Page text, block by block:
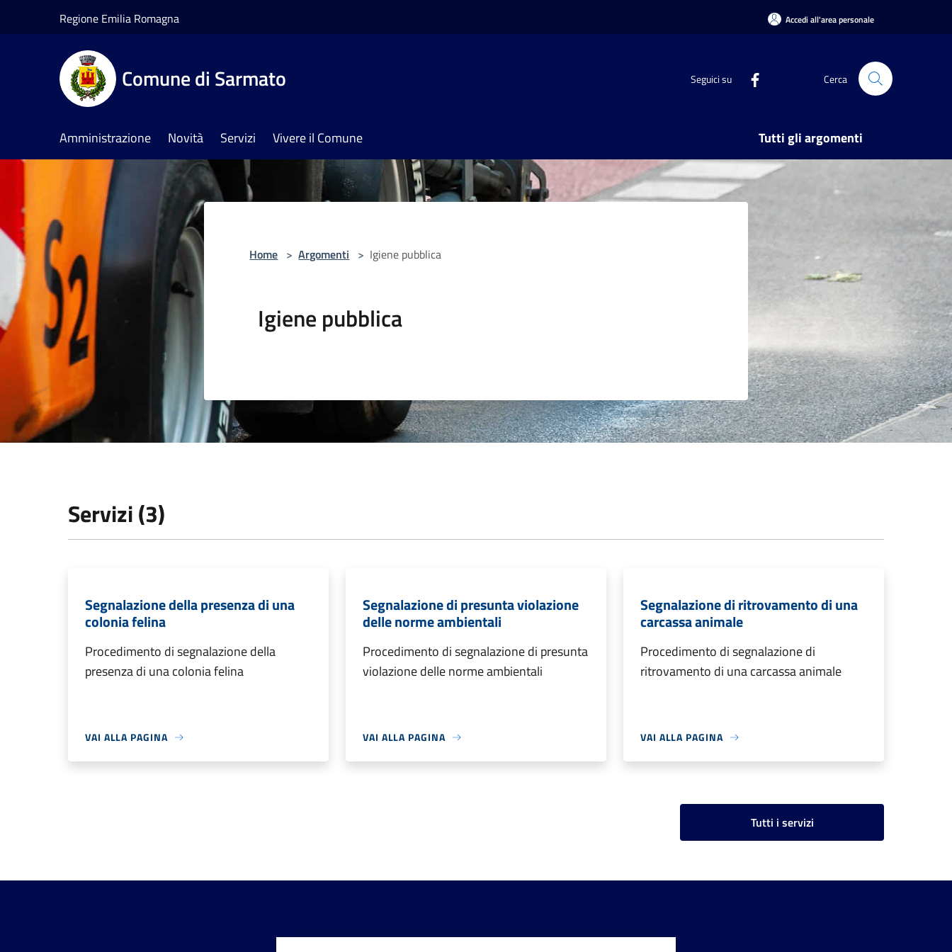
Regione Emilia Romagna Accedi all'area personale
Comune di Sarmato Seguici su Cerca
Amministrazione Novità Servizi Vivere il Comune Tutti gli argomenti
Home > Argomenti > Igiene pubblica
Igiene pubblica
Servizi (3)
Segnalazione della presenza di una
colonia felina
Procedimento di segnalazione della
presenza di una colonia felina
VAI ALLA PAGINA
Segnalazione di presunta violazione
delle norme ambientali
Procedimento di segnalazione di presunta
violazione delle norme ambientali
VAI ALLA PAGINA
Segnalazione di ritrovamento di una
carcassa animale
Procedimento di segnalazione di
ritrovamento di una carcassa animale
VAI ALLA PAGINA
Tutti i servizi